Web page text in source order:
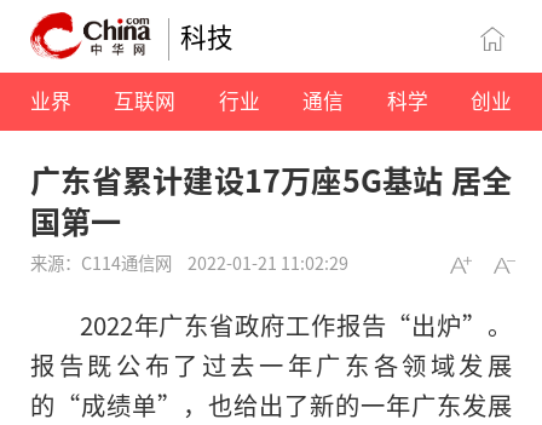
科技
业界 互联网 行业 通信 科学 创业
广东省累计建设17万座5G基站 居全
国第一
来源：C114通信网 2022-01-21 11:02:29
2022年广东省政府工作报告“出炉”。
报告既公布了过去一年广东各领域发展
的“成绩单”，也给出了新的一年广东发展